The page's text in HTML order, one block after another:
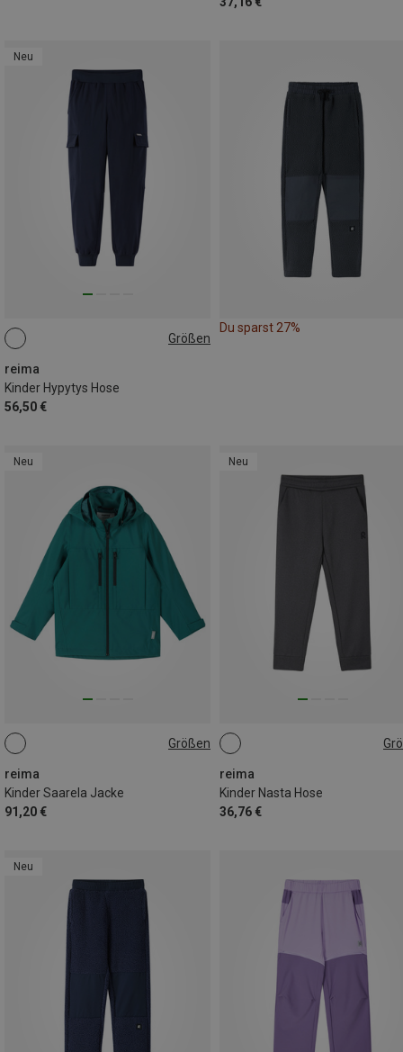
Neu
Größen
reima
Kinder Hypytys Hose
56,50 €
Du sparst 27%
Neu
Größen
reima
Kinder Saarela Jacke
91,20 €
Neu
reima
Kinder Nasta Hose
36,76 €
104|98
122|128
134|140
Neu